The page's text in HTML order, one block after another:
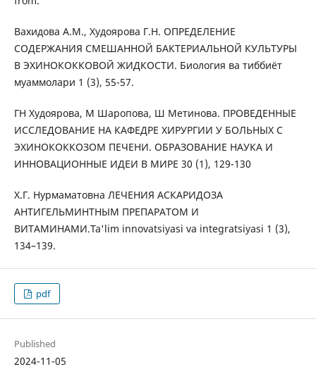
Вахидова А.М., Худоярова Г.Н. ОПРЕДЕЛЕНИЕ
СОДЕРЖАНИЯ СМЕШАННОЙ БАКТЕРИАЛЬНОЙ КУЛЬТУРЫ
В ЭХИНОКОККОВОЙ ЖИДКОСТИ. Биология ва тиббиёт
муаммолари 1 (3), 55-57.
ГН Худоярова, М Шаропова, Ш Метинова. ПРОВЕДЕННЫЕ
ИССЛЕДОВАНИЕ НА КАФЕДРЕ ХИРУРГИИ У БОЛЬНЫХ С
ЭХИНОКОККОЗОМ ПЕЧЕНИ. ОБРАЗОВАНИЕ НАУКА И
ИННОВАЦИОННЫЕ ИДЕИ В МИРЕ 30 (1), 129-130
Х.Г. Нурмаматовна ЛЕЧЕНИЯ АСКАРИДОЗА
АНТИГЕЛЬМИНТНЫМ ПРЕПАРАТОМ И
ВИТАМИНАМИ.Ta'lim innovatsiyasi va integratsiyasi 1 (3),
134–139.
pdf
Published
2024-11-05